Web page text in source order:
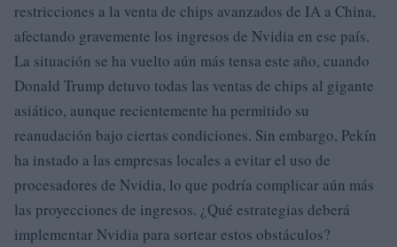
restricciones a la venta de chips avanzados de IA a China,
afectando gravemente los ingresos de Nvidia en ese país.
La situación se ha vuelto aún más tensa este año, cuando
Donald Trump detuvo todas las ventas de chips al gigante
asiático, aunque recientemente ha permitido su
reanudación bajo ciertas condiciones. Sin embargo, Pekín
ha instado a las empresas locales a evitar el uso de
procesadores de Nvidia, lo que podría complicar aún más
las proyecciones de ingresos. ¿Qué estrategias deberá
implementar Nvidia para sortear estos obstáculos?